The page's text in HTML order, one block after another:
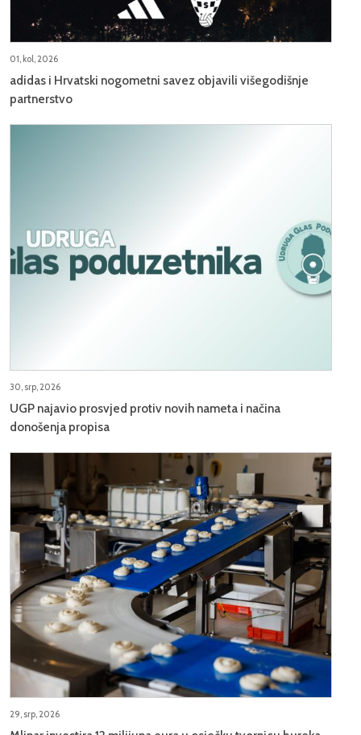
01, kol, 2026
adidas i Hrvatski nogometni savez objavili višegodišnje
partnerstvo
30, srp, 2026
UGP najavio prosvjed protiv novih nameta i načina
donošenja propisa
29, srp, 2026